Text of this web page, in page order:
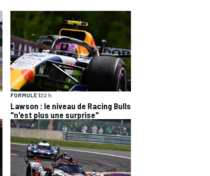
FORMULE 122 h
Lawson : le niveau de Racing Bulls
"n'est plus une surprise"